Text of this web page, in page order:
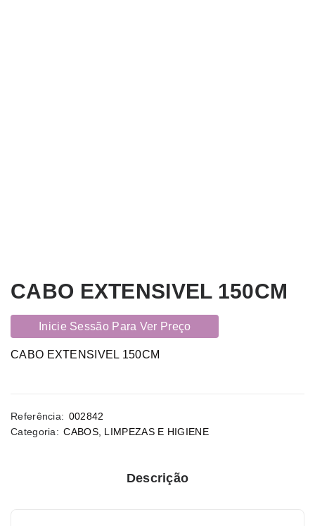
CABO EXTENSIVEL 150CM
Inicie Sessão Para Ver Preço
CABO EXTENSIVEL 150CM
Referência: 002842
Categoria: CABOS, LIMPEZAS E HIGIENE
Descrição